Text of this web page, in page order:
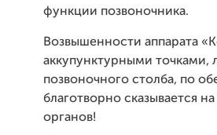
функции позвоночника.
Возвышенности аппарата
аккупунктурными
позвоночного столба, по
благотворно сказывается
органов!